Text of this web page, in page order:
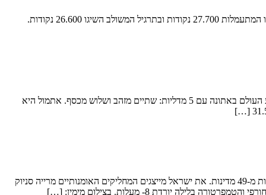
מאת: הוועד האולימפי בישראל נבחרת ישראל החדשה בהתעמלות אומנותית, זכתה היום בשתי מדליות זהב בגביע העולם באתונה.בתרגיל החישוק השיגו המתעמלות 27.700 נקודות ובתרגיל המשולב השיגו 26.600 נקודות.
מאת: הוועד האולימפי בישראל המתעמלת האומנותית הצעירה דריה אטמנוב (16, הפועל ראשון לציון רמת אליהו) חניכתה של איילת זוסמן חוזרת מגביע העולם באתונה עם 5 מדליות: שתיים מזהב ושלוש מכסף. אתמול היא
מאת: הוועד האולימפי בישראל הערב יפתחו בווקטי פינלנד, משחקי החורף האולימפיים האירופאיים לצעירים בהשתתפות כ-1870 ספורטאים וספורטאיות מ-49 מדינות. את ישראל מייצגים המחליקים האומנותיים מרייה סניוק